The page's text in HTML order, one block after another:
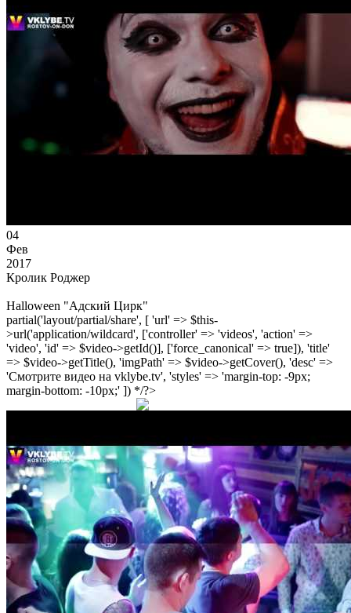
04
Фев
2017
Кролик Роджер
Halloween "Адский Цирк"
partial('layout/partial/share', [ 'url' => $this-
>url('application/wildcard', ['controller' => 'videos', 'action' =>
'video', 'id' => $video->getId()], ['force_canonical' => true]), 'title'
=> $video->getTitle(), 'imgPath' => $video->getCover(), 'desc' =>
'Смотрите видео на vklybe.tv', 'styles' => 'margin-top: -9px;
margin-bottom: -10px;' ]) */?>